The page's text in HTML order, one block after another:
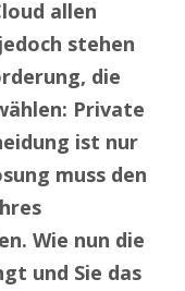
allen
stehen
die
Private
ist nur
muss den
Wie nun die
und Sie das